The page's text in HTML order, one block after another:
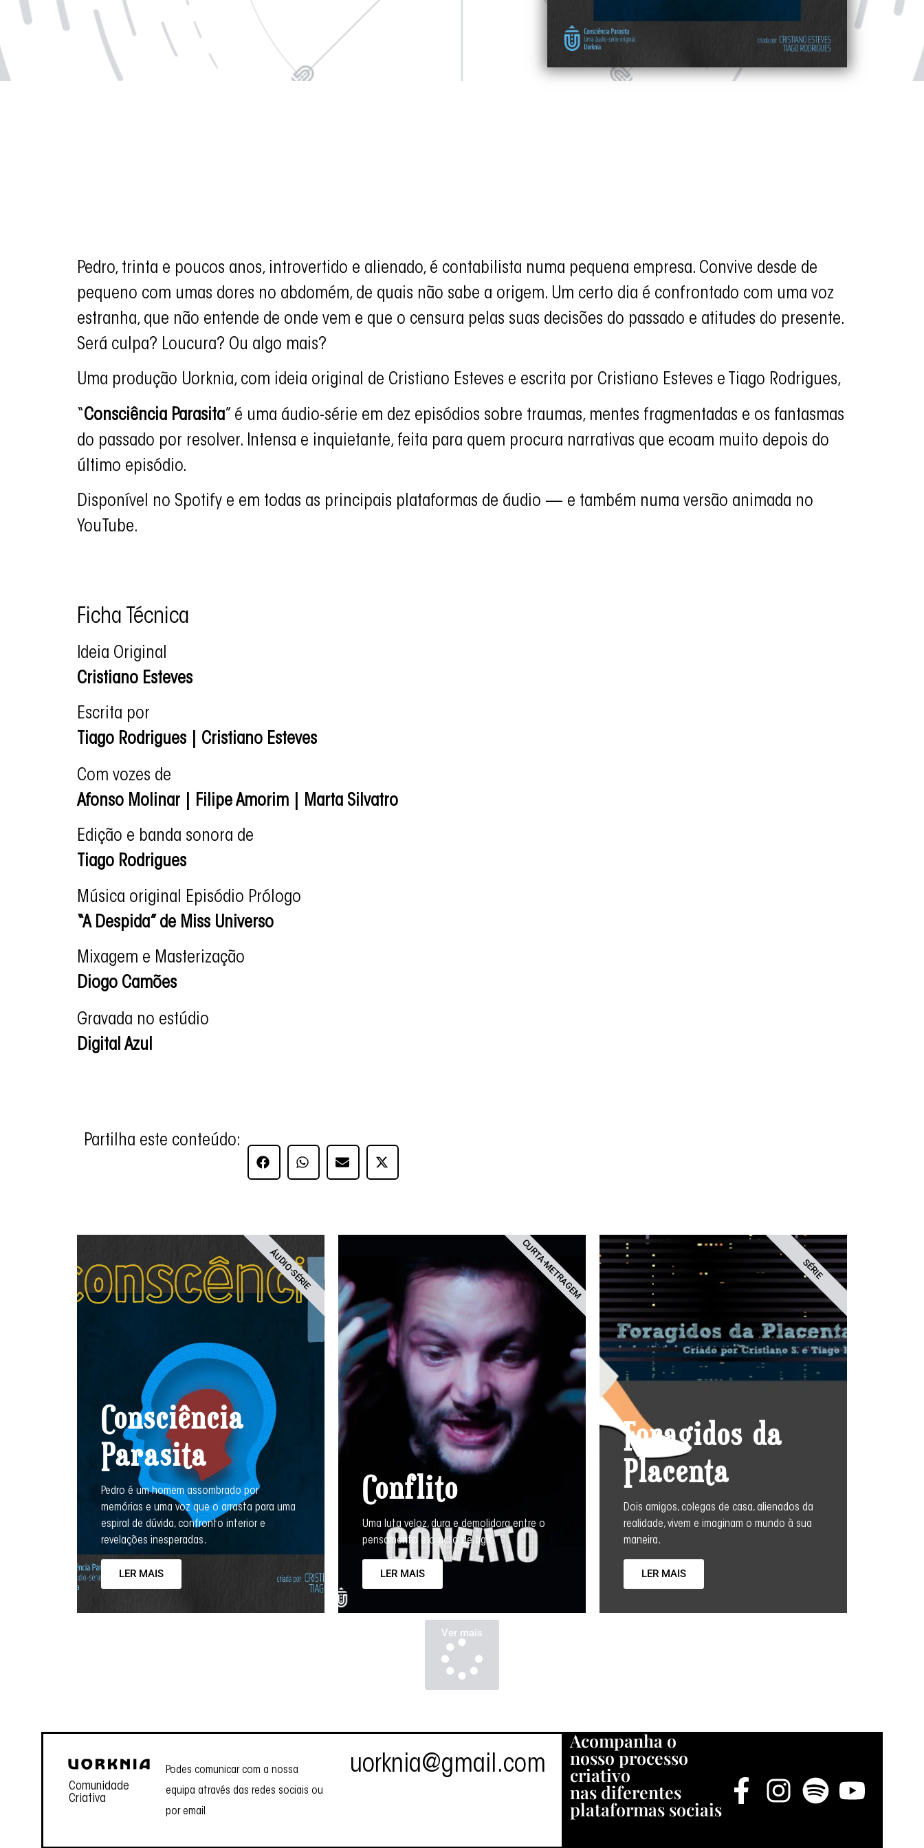
Pedro, trinta e poucos anos, introvertido e alienado, é contabilista numa pequena empresa. Convive desde de
pequeno com umas dores no abdomém, de quais não sabe a origem. Um certo dia é confrontado com uma voz
estranha, que não entende de onde vem e que o censura pelas suas decisões do passado e atitudes do presente.
Será culpa? Loucura? Ou algo mais?
Uma produção Uorknia, com ideia original de Cristiano Esteves e escrita por Cristiano Esteves e Tiago Rodrigues,
“Consciência Parasita” é uma áudio-série em dez episódios sobre traumas, mentes fragmentadas e os fantasmas
do passado por resolver. Intensa e inquietante, feita para quem procura narrativas que ecoam muito depois do
último episódio.
Disponível no Spotify e em todas as principais plataformas de áudio — e também numa versão animada no
YouTube.
Ficha Técnica
Ideia Original
Cristiano Esteves
Escrita por
Tiago Rodrigues | Cristiano Esteves
Com vozes de
Afonso Molinar | Filipe Amorim | Marta Silvatro
Edição e banda sonora de
Tiago Rodrigues
Música original Episódio Prólogo
“A Despida” de Miss Universo
Mixagem e Masterização
Diogo Camões
Gravada no estúdio
Digital Azul
Partilha este conteúdo:
Consciência
Parasita
Pedro é um homem assombrado por
memórias e uma voz que o arrasta para uma
espiral de dúvida, confronto interior e
revelações inesperadas.
LER MAIS
ÁUDIO-SÉRIE
Conflito
Uma luta veloz, dura e demolidora entre o
pensamento e o acto de agir.
LER MAIS
CURTA-METRAGEM
Foragidos da
Placenta
Dois amigos, colegas de casa, alienados da
realidade, vivem e imaginam o mundo à sua
maneira.
LER MAIS
SÉRIE
Ver mais
Comunidade
Criativa
Podes comunicar com a nossa
equipa através das redes sociais ou
por email
uorknia@gmail.com
Acompanha o
nosso processo
criativo
nas diferentes
plataformas sociais